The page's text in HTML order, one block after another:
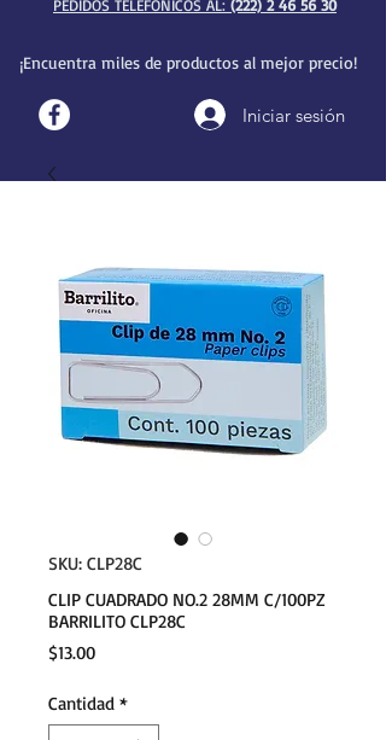
PEDIDOS TELEFÓNICOS AL: (222) 2 46 56 30
¡Encuentra miles de productos al mejor precio!
Iniciar sesión
SKU: CLP28C
CLIP CUADRADO NO.2 28MM C/100PZ
BARRILITO CLP28C
$13.00Precio
Cantidad *